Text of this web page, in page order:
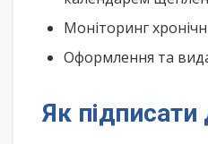
Моніторинг
Оформлення та
Як